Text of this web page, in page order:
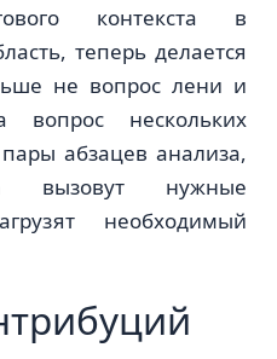
контекста в
теперь делается
не вопрос лени и
нескольких
абзацев анализа,
вызовут нужные
необходимый